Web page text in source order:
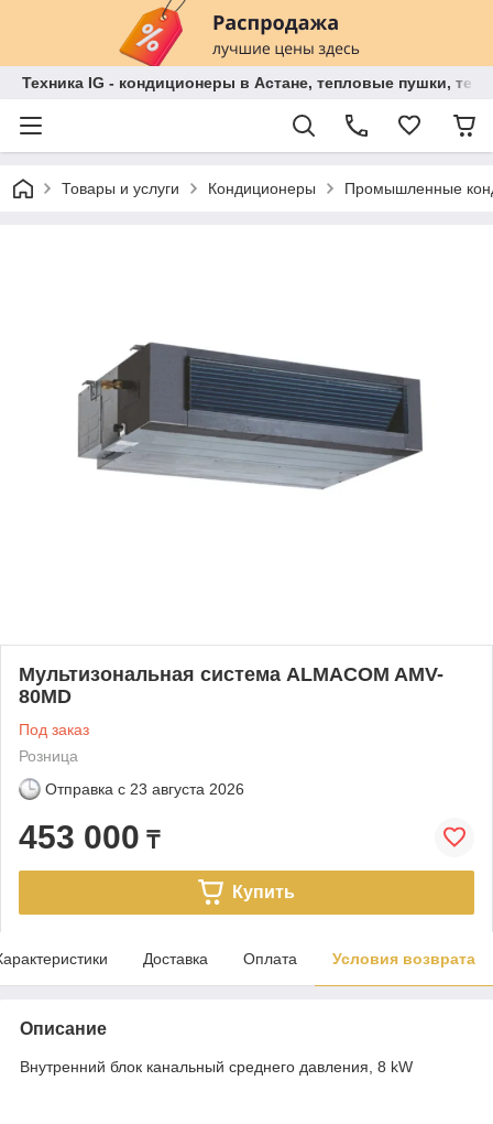
Техника IG - кондиционеры в Астане, тепловые пушки,
Товары и услуги Кондиционеры Промышленные
Мультизональная система ALMACOM AMV-
80MD
Под заказ
Розница
Отправка с 23 августа 2026
453 000 ₸
Купить
Доставка Оплата Условия возврата
Описание
Внутренний блок канальный среднего давления, 8 kW